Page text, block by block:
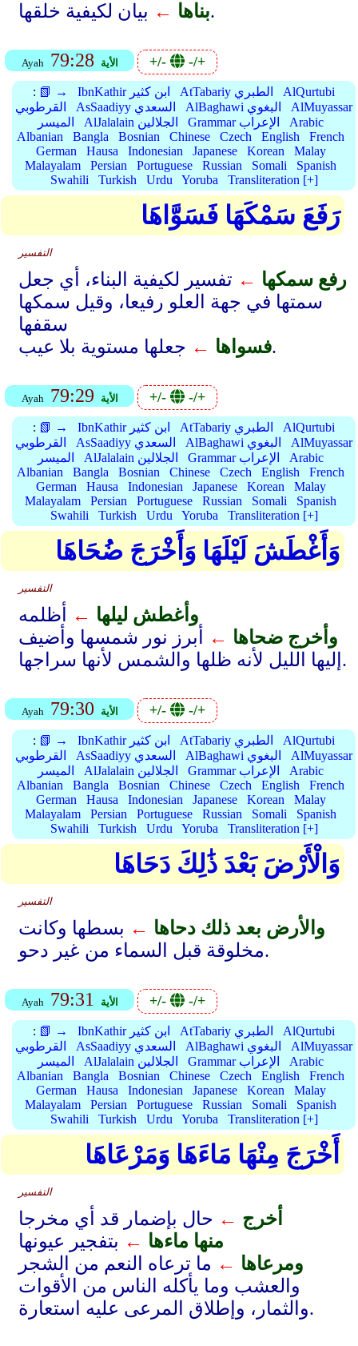
بناها ← بيان لكيفية خلقها.
Ayah 79:28 الأية +/- -/+
: 📗 → IbnKathir ابن كثير AtTabariy الطبري
AlQurtubi
القرطوبي
AsSaadiyy السعدي AlBaghawi البغوي
AlMuyassar
الميسر
AlJalalain الجلالين Grammar الإعراب
Arabic
Albanian
Bangla Bosnian Chinese Czech English
French
German
Hausa Indonesian Japanese Korean
Malay
Malayalam
Persian Portuguese Russian Somali
Spanish
Swahili
Turkish Urdu Yoruba Transliteration [+]
رَفَعَ سَمْكَهَا فَسَوَّاهَا
التفسير
رفع سمكها ← تفسير لكيفية البناء، أي جعل
سمتها في جهة العلو رفيعا، وقيل سمكها
سقفها
فسواها ← جعلها مستوية بلا عيب.
Ayah 79:29 الأية +/- -/+
: 📗 → IbnKathir ابن كثير AtTabariy الطبري
AlQurtubi
القرطوبي
AsSaadiyy السعدي AlBaghawi البغوي
AlMuyassar
الميسر
AlJalalain الجلالين Grammar الإعراب
Arabic
Albanian
Bangla Bosnian Chinese Czech English
French
German
Hausa Indonesian Japanese Korean
Malay
Malayalam
Persian Portuguese Russian Somali
Spanish
Swahili
Turkish Urdu Yoruba Transliteration [+]
وَأَغْطَشَ لَيْلَهَا وَأَخْرَجَ ضُحَاهَا
التفسير
وأغطش ليلها ←
أظلمه
وأخرج ضحاها ←
أبرز نور شمسها وأضيف
إليها الليل لأنه ظلها والشمس لأنها سراجها.
Ayah 79:30 الأية +/- -/+
: 📗 → IbnKathir ابن كثير AtTabariy الطبري
AlQurtubi
القرطوبي
AsSaadiyy السعدي AlBaghawi البغوي
AlMuyassar
الميسر
AlJalalain الجلالين Grammar الإعراب
Arabic
Albanian
Bangla Bosnian Chinese Czech English
French
German
Hausa Indonesian Japanese Korean
Malay
Malayalam
Persian Portuguese Russian Somali
Spanish
Swahili
Turkish Urdu Yoruba Transliteration [+]
وَالْأَرْضَ بَعْدَ ذَٰلِكَ دَحَاهَا
التفسير
والأرض بعد ذلك دحاها ← بسطها وكانت
مخلوقة قبل السماء من غير دحو.
Ayah 79:31 الأية +/- -/+
: 📗 → IbnKathir ابن كثير AtTabariy الطبري
AlQurtubi
القرطوبي
AsSaadiyy السعدي AlBaghawi البغوي
AlMuyassar
الميسر
AlJalalain الجلالين Grammar الإعراب
Arabic
Albanian
Bangla Bosnian Chinese Czech English
French
German
Hausa Indonesian Japanese Korean
Malay
Malayalam
Persian Portuguese Russian Somali
Spanish
Swahili
Turkish Urdu Yoruba Transliteration [+]
أَخْرَجَ مِنْهَا مَاءَهَا وَمَرْعَاهَا
التفسير
أخرج ← حال بإضمار قد أي مخرجا
منها ماءها ← بتفجير عيونها
ومرعاها ← ما ترعاه النعم من الشجر
والعشب وما يأكله الناس من الأقوات
والثمار، وإطلاق المرعى عليه استعارة.